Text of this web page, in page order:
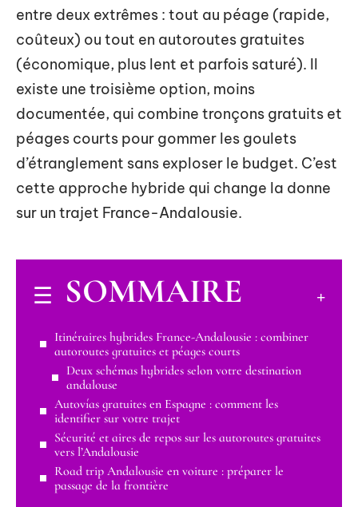
entre deux extrêmes : tout au péage (rapide,
coûteux) ou tout en autoroutes gratuites
(économique, plus lent et parfois saturé). Il
existe une troisième option, moins
documentée, qui combine tronçons gratuits et
péages courts pour gommer les goulets
d’étranglement sans exploser le budget. C’est
cette approche hybride qui change la donne
sur un trajet France-Andalousie.
SOMMAIRE
Itinéraires hybrides France-Andalousie : combiner
autoroutes gratuites et péages courts
Deux schémas hybrides selon votre destination
andalouse
Autovías gratuites en Espagne : comment les
identifier sur votre trajet
Sécurité et aires de repos sur les autoroutes gratuites
vers l’Andalousie
Road trip Andalousie en voiture : préparer le
passage de la frontière